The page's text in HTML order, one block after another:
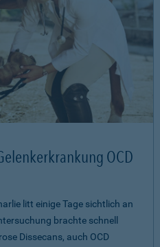
OCD
litt einige Tage sichtlich an
brachte schnell
Dissecans, auch OCD